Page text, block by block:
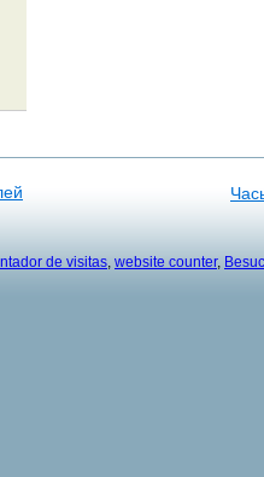
de visitas website counter,